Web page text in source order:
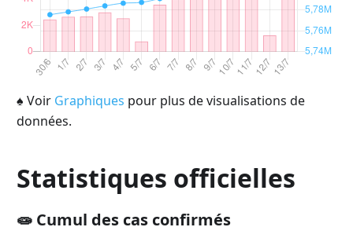
♠ Voir Graphiques pour plus de visualisations de
données.
Statistiques officielles
🧫 Cumul des cas confirmés